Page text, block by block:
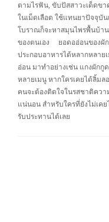
ตามไรฟัน, ขับปัสสาวะเด็ดข
ในเม็ดเลือด ใช้แทนยาปัจจุบั
โบราณก็จะหาสมุนไพรพื้นบ้าน
ของตนเอง ยอดออ่อนของผั
ประกอบอาหารได้หลากหลาย
อ่อน มาทำอย่างเช่น แกงผัก
หลายเมนู หากใครเคยได้ลิ้ม
คนจะต้องติดใจในรสชาติคว
แน่นอน สำหรับใครที่ยังไม่เค
รับประทานได้เลย